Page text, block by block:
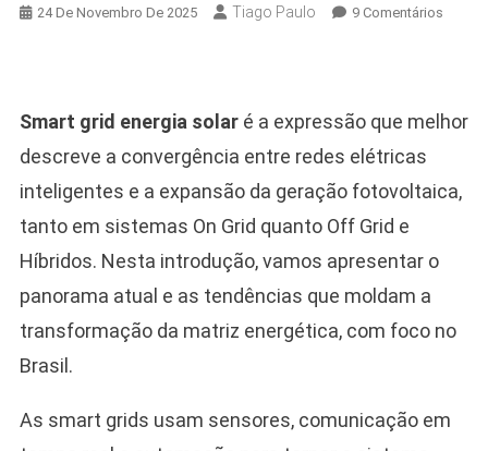
24 De Novembro De 2025 Tiago Paulo 9 ComentáriosEm
Solar
Grid,
O
Smart grid energia solaré a expressão que melhor
descreve a convergência entre redes elétricas
inteligentes e a expansão da geração fotovoltaica,
tanto em sistemas On Grid quanto Off Grid e
Híbridos. Nesta introdução, vamos apresentar o
panorama atual e as tendências que moldam a
transformação da matriz energética, com foco no
Brasil.
As smart grids usam sensores, comunicação em